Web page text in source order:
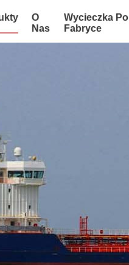
O
Nas
Wycieczka Po
Fabryce